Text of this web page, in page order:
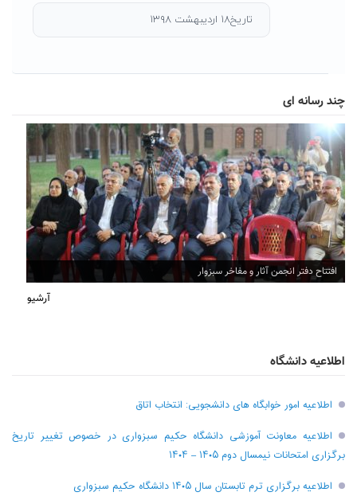
تاریخ۱۸ اردیبهشت ۱۳۹۸
چند رسانه ای
افتتاح دفتر انجمن آثار و مفاخر سبزوار
آرشیو
اطلاعیه دانشگاه
اطلاعیه امور خوابگاه های دانشجویی: انتخاب اتاق
اطلاعیه معاونت آموزشی دانشگاه حکیم سبزواری در خصوص تغییر تاریخ
برگزاری امتحانات نیمسال دوم ۱۴۰۵ – ۱۴۰۴
اطلاعیه برگزاری ترم تابستان سال ۱۴۰۵ دانشگاه حکیم سبزواری